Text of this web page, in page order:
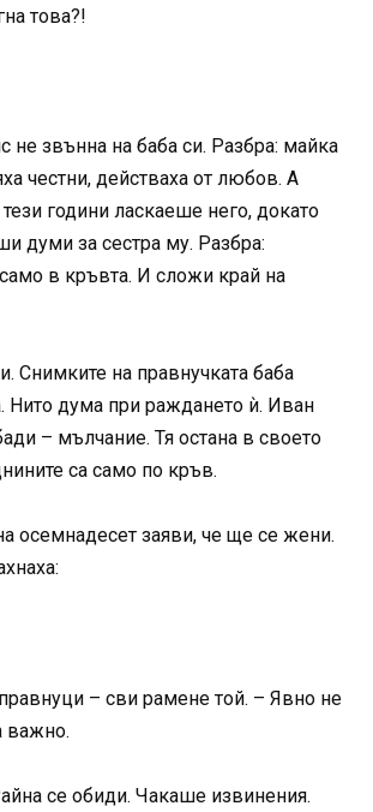
това?!
не звънна на баба си. Разбра: майка
честни, действаха от любов. А
години ласкаеше него, докато
думи за сестра му. Разбра:
в кръвта. И сложи край на
Снимките на правнучката баба
Нито дума при раждането ѝ. Иван
– мълчание. Тя остана в своето
са само по кръв.
осемнадесет заяви, че ще се жени.
– сви рамене той. – Явно не
важно.
се обиди. Чакаше извинения.